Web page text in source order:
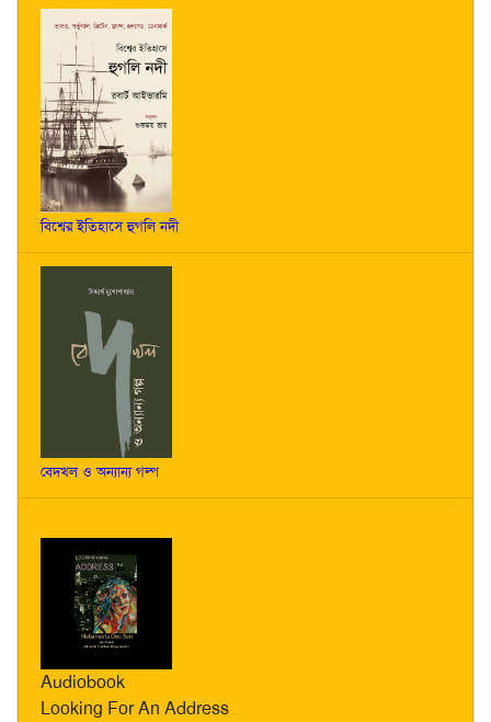
বিশ্বের ইতিহাসে হুগলি নদী
বেদখল ও অন্যান্য গল্প
Audiobook
Looking For An Address